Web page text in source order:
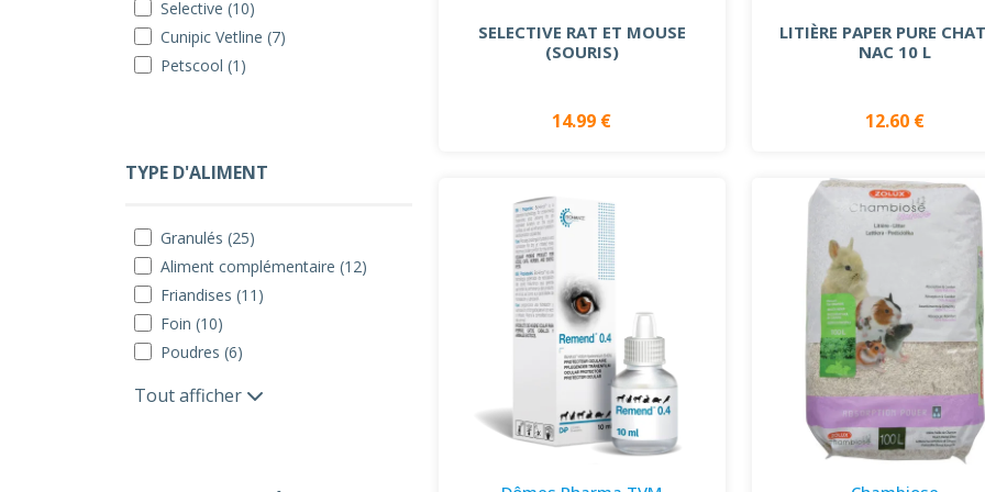
Selective (10)
Cunipic Vetline (7)
Petscool (1)
TYPE D'ALIMENT
Granulés (25)
Aliment complémentaire (12)
Friandises (11)
Foin (10)
Poudres (6)
Tout afficher
SELECTIVE RAT ET MOUSE
(SOURIS)
14.99 €
LITIÈRE PAPER PURE
NAC 10 L
12.60 €